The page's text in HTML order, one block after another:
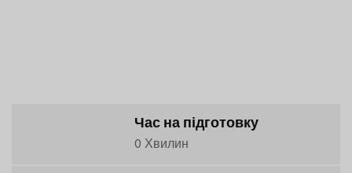
Час на підготовку
0 Хвилин